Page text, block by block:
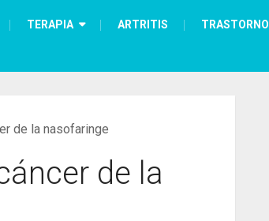
TERAPIA ARTRITIS TRASTORNO
de la nasofaringe
de la